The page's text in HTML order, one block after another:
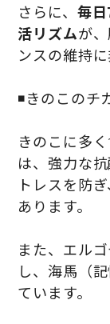
さらに、 毎
活リズムが
ンスの維持
◾️きのこのチ
きのこに多
は、強力な
トレスを防
あります。
また、エル
し、海馬（
ています。